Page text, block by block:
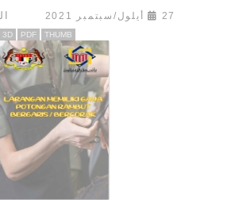
27 أيلول/سبتمبر 2021
3D PDF THUMB